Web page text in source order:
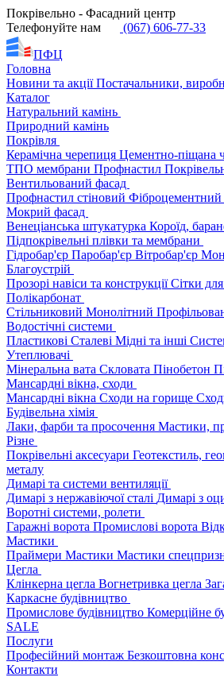
Покрівельно - Фасадний центр
Телефонуйте нам
(067) 606-77-33
ПФЦ
Головна
Новини та акціїПостачальники,
Каталог
Натуральний камінь
Природний камінь
Покрівля
Керамічна черепиця Цементно-піщана
ТПО мембрани Профнастил
Вентильований фасад
Профнастил стіновий Фіброцементний
Мокрий фасад
Венеціанська штукатурка Короїд,
Підпокрівельні плівки та мембрани
Гідробар'єр Паробар'єр Вітробар'єр
Благоустрій
Прозорі навіси та конструкціїСітки
Полікарбонат
Стільниковий Монолітний
Водостічні системи
Пластикові Сталеві Мідні та інші
Утеплювачі
Мінеральна вата Скловата Пінобетон
Мансардні вікна, сходи
Мансардні вікна Сходи на горище
Будівельна хімія
Лаки, фарби та просочення Мастики,
Різне
Покрівельні аксесуари Геотекстиль,
металу
Димарі та системи вентиляції
Димарі з нержавіючої сталі Димарі з
Воротні системи, ролети
Гаражні ворота Промислові ворота
Мастики
Праймери Мастики Мастики
Цегла
Клінкерна цегла Вогнетривка цегла
Каркасне будівництво
Промислове будівництво Комерційне
SALE
Послуги
Професійний монтаж Безкоштовна
Контакти